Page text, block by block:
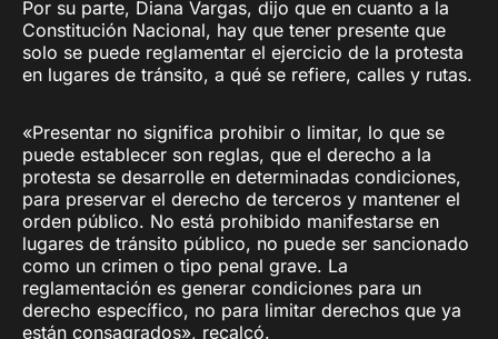
Por su parte, Diana Vargas, dijo que en cuanto a la
Constitución Nacional, hay que tener presente que
solo se puede reglamentar el ejercicio de la protesta
en lugares de tránsito, a qué se refiere, calles y rutas.
«Presentar no significa prohibir o limitar, lo que se
puede establecer son reglas, que el derecho a la
protesta se desarrolle en determinadas condiciones,
para preservar el derecho de terceros y mantener el
orden público. No está prohibido manifestarse en
lugares de tránsito público, no puede ser sancionado
como un crimen o tipo penal grave. La
reglamentación es generar condiciones para un
derecho específico, no para limitar derechos que ya
están consagrados», recalcó.